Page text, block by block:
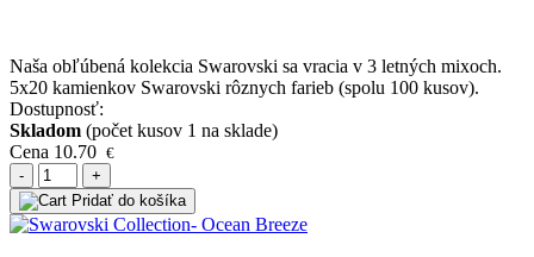
Naša obľúbená kolekcia Swarovski sa vracia v 3 letných mixoch.
5x20 kamienkov Swarovski rôznych farieb (spolu 100 kusov).
Dostupnosť:
Skladom (počet kusov 1 na sklade)
Cena 10.70 €
-
+
Pridať do košíka